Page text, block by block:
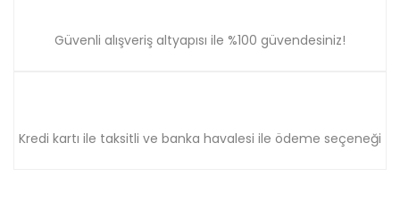
Güvenli alışveriş altyapısı ile %100 güvendesiniz!
Kredi kartı ile taksitli ve banka havalesi ile ödeme seçeneği